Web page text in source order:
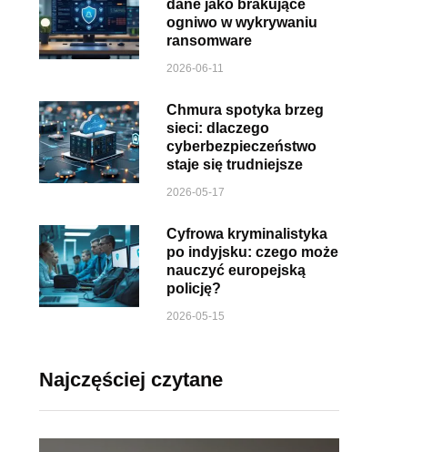
dane jako brakujące
ogniwo w wykrywaniu
ransomware
2026-06-11
Chmura spotyka brzeg
sieci: dlaczego
cyberbezpieczeństwo
staje się trudniejsze
2026-05-17
Cyfrowa kryminalistyka
po indyjsku: czego może
nauczyć europejską
policję?
2026-05-15
Najczęściej czytane